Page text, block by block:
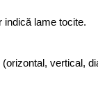
indică lame tocite.
vertical,